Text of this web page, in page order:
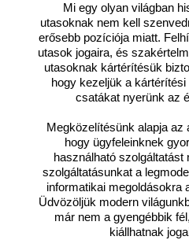
Mi egy olyan világban
utasoknak nem kell
erősebb pozíciója miatt.
utasok jogaira, és
utasoknak kártérítésük
hogy kezeljük a
csatákat nyerünk az
Megközelítésünk alapja az
hogy ügyfeleinknek
használható szolgáltatást
szolgáltatásunkat a
informatikai megoldásokra
Üdvözöljük modern
már nem a gyengébbik
kiállhatnak